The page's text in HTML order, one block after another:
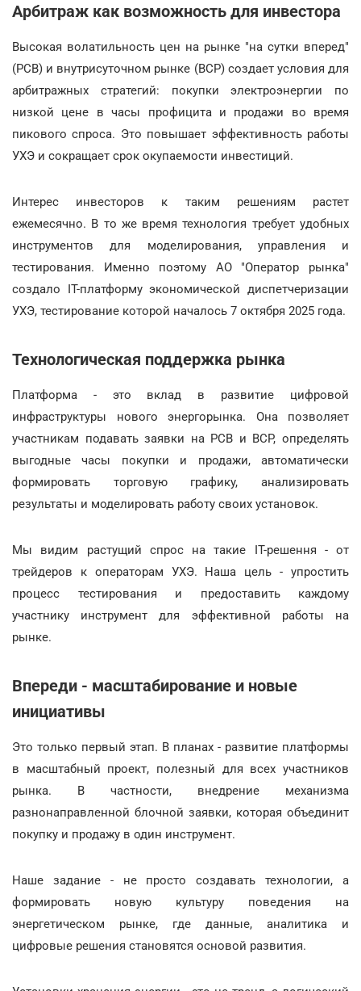
Арбитраж как возможность для инвестора
Высокая волатильность цен на рынке "на сутки вперед"
(РСВ) и внутрисуточном рынке (ВСР) создает условия для
арбитражных стратегий: покупки электроэнергии по
низкой цене в часы профицита и продажи во время
пикового спроса. Это повышает эффективность работы
УХЭ и сокращает срок окупаемости инвестиций.
Интерес инвесторов к таким решениям растет
ежемесячно. В то же время технология требует удобных
инструментов для моделирования, управления и
тестирования. Именно поэтому АО "Оператор рынка"
создало ІТ-платформу экономической диспетчеризации
УХЭ, тестирование которой началось 7 октября 2025 года.
Технологическая поддержка рынка
Платформа - это вклад в развитие цифровой
инфраструктуры нового энергорынка. Она позволяет
участникам подавать заявки на РСВ и ВСР, определять
выгодные часы покупки и продажи, автоматически
формировать торговую графику, анализировать
результаты и моделировать работу своих установок.
Мы видим растущий спрос на такие ІТ-решення - от
трейдеров к операторам УХЭ. Наша цель - упростить
процесс тестирования и предоставить каждому
участнику инструмент для эффективной работы на
рынке.
Впереди - масштабирование и новые
инициативы
Это только первый этап. В планах - развитие платформы
в масштабный проект, полезный для всех участников
рынка. В частности, внедрение механизма
разнонаправленной блочной заявки, которая объединит
покупку и продажу в один инструмент.
Наше задание - не просто создавать технологии, а
формировать новую культуру поведения на
энергетическом рынке, где данные, аналитика и
цифровые решения становятся основой развития.